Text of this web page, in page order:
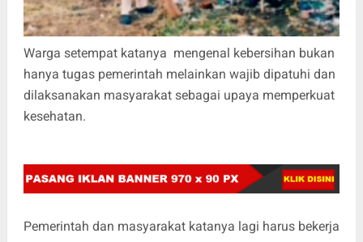
Warga setempat katanya mengenal kebersihan bukan
hanya tugas pemerintah melainkan wajib dipatuhi dan
dilaksanakan masyarakat sebagai upaya memperkuat
kesehatan.
Pemerintah dan masyarakat katanya lagi harus bekerja